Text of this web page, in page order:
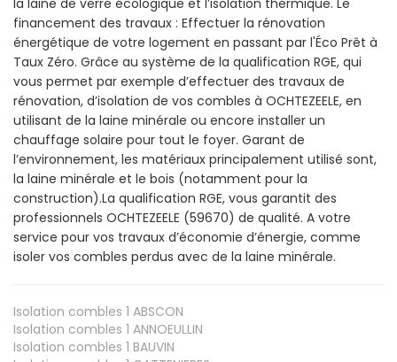
financement des travaux : Effectuer la rénovation
énergétique de votre logement en passant par l'Éco Prêt à
Taux Zéro. Grâce au système de la qualification RGE, qui
vous permet par exemple d’effectuer des travaux de
rénovation, d’isolation de vos combles à OCHTEZEELE, en
utilisant de la laine minérale ou encore installer un
chauffage solaire pour tout le foyer. Garant de
l’environnement, les matériaux principalement utilisé sont,
la laine minérale et le bois (notamment pour la
construction).La qualification RGE, vous garantit des
professionnels OCHTEZEELE (59670) de qualité. A votre
service pour vos travaux d’économie d’énergie, comme
isoler vos combles perdus avec de la laine minérale.
Isolation combles 1 ABSCON
Isolation combles 1 ANNOEULLIN
Isolation combles 1 BAUVIN